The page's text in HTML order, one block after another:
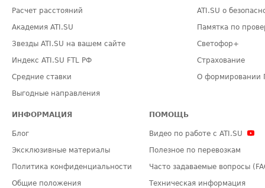
Расчет расстояний
Академия ATI.SU
Звезды ATI.SU на вашем сайте
Индекс ATI.SU FTL РФ
Средние ставки
Выгодные направления
ATI.SU о
Памятка по
Светофор+
Страхование
О формировании
ИНФОРМАЦИЯ
Блог
Эксклюзивные материалы
Политика конфиденциальности
Общие положения
ПОМОЩЬ
Видео по работе с ATI.SU
Полезное по перевозкам
Часто задаваемые вопросы
Техническая информация